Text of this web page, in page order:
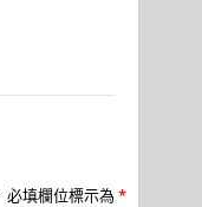
必填欄位標示為 *